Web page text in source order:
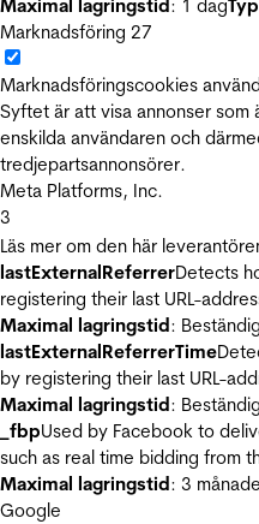
Maximal lagringstid: 1 dagTyp
Marknadsföring 27
Marknadsföringscookies
Syftet är att visa annonser
enskilda användaren och
tredjepartsannonsörer.
Meta Platforms, Inc.
3
Läs mer om den här
lastExternalReferrerDetects
registering their last URL-
Maximal lagringstid: Beständig
lastExternalReferrerTime
by registering their last URL-
Maximal lagringstid: Beständig
_fbpUsed by Facebook to
such as real time bidding from
Maximal lagringstid: 3
Google